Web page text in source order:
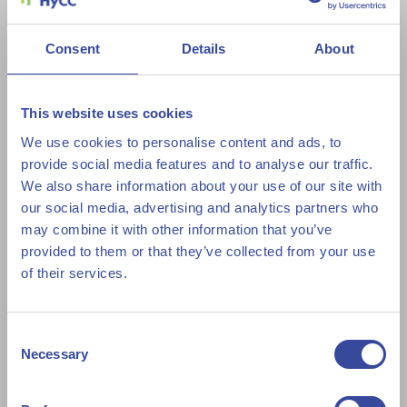
Consent Details About
This website uses cookies
We use cookies to personalise content and ads, to
provide social media features and to analyse our traffic.
We also share information about your use of our site with
our social media, advertising and analytics partners who
may combine it with other information that you’ve
provided to them or that they’ve collected from your use
of their services.
Selection
Necessary